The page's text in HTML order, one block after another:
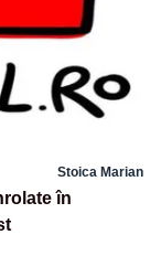
Stoica Marian
în